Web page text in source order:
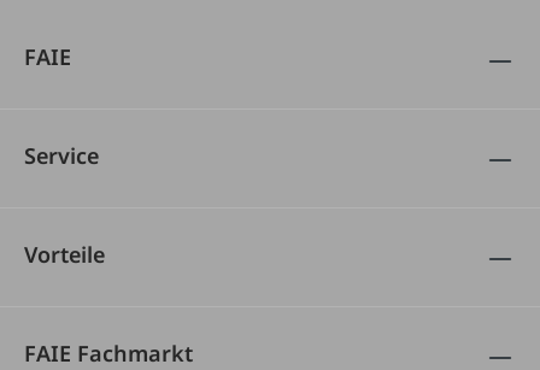
FAIE
Service
Vorteile
FAIE Fachmarkt